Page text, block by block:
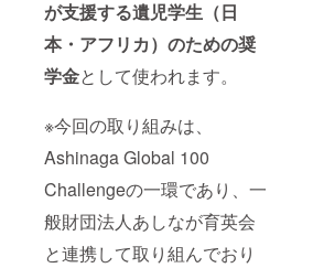
が支援する遺児学生（日
本・アフリカ）のための奨
学金として使われます。
※今回の取り組みは、
Ashinaga Global 100
Challengeの一環であり、一
般財団法人あしなが育英会
と連携して取り組んでおり